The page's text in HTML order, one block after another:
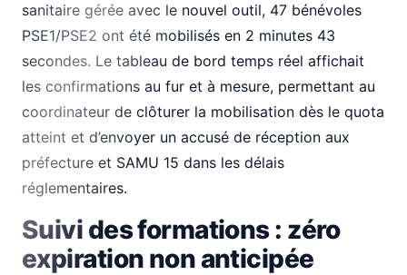
sanitaire gérée avec le nouvel outil, 47 bénévoles
PSE1/PSE2 ont été mobilisés en 2 minutes 43
secondes. Le tableau de bord temps réel affichait
les confirmations au fur et à mesure, permettant au
coordinateur de clôturer la mobilisation dès le quota
atteint et d’envoyer un accusé de réception aux
préfecture et SAMU 15 dans les délais
réglementaires.
Suivi des formations : zéro
expiration non anticipée